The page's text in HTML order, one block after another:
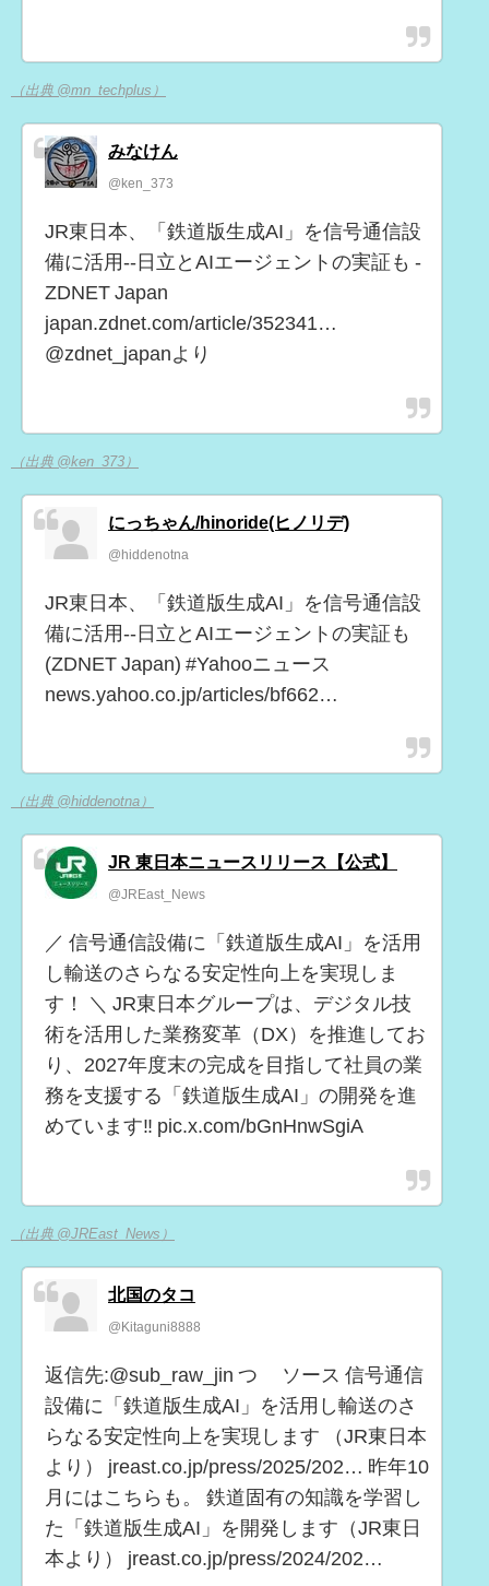
（出典 @mn_techplus）
みなけん
@ken_373
JR東日本、「鉄道版生成AI」を信号通信設
備に活用--日立とAIエージェントの実証も -
ZDNET Japan
japan.zdnet.com/article/352341…
@zdnet_japanより
（出典 @ken_373）
にっちゃん/hinoride(ヒノリデ)
@hiddenotna
JR東日本、「鉄道版生成AI」を信号通信設
備に活用--日立とAIエージェントの実証も
(ZDNET Japan) #Yahooニュース
news.yahoo.co.jp/articles/bf662…
（出典 @hiddenotna）
JR 東日本ニュースリリース【公式】
@JREast_News
／ 信号通信設備に「鉄道版生成AI」を活用
し輸送のさらなる安定性向上を実現しま
す！ ＼ JR東日本グループは、デジタル技
術を活用した業務変革（DX）を推進してお
り、2027年度末の完成を目指して社員の業
務を支援する「鉄道版生成AI」の開発を進
めています‼️ pic.x.com/bGnHnwSgiA
（出典 @JREast_News）
北国のタコ
@Kitaguni8888
返信先:@sub_raw_jin つ ソース 信号通信
設備に「鉄道版生成AI」を活用し輸送のさ
らなる安定性向上を実現します （JR東日本
より） jreast.co.jp/press/2025/202… 昨年10
月にはこちらも。 鉄道固有の知識を学習し
た「鉄道版生成AI」を開発します（JR東日
本より） jreast.co.jp/press/2024/202…